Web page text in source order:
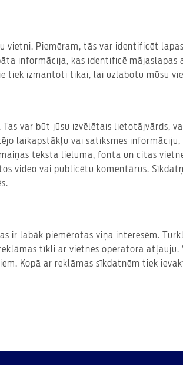
vietni. Piemēram, tās var identificēt
informācija, kas identificē
tiek izmantoti tikai, lai uzlabotu mūsu
var būt jūsu izvēlētais lietotājvārds,
laikapstākļu vai satiksmes
teksta lieluma, fonta un citas
video vai publicētu komentārus.
ir labāk piemērotas viņa interesēm.
tīkli ar vietnes operatora
Kopā ar reklāmas sīkdatnēm tiek